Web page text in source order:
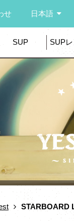
せ 日本語
SUP SUP
STARBOARD